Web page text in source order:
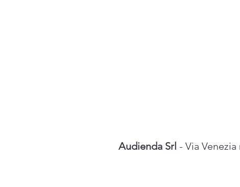
Audienda Srl - Via Venezia